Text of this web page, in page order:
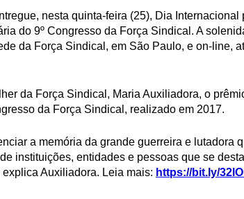
nesta quinta-feira (25), Dia
do 9º Congresso da Força Sindical. A
da Força Sindical, em São Paulo, e on-line,
da Força Sindical, Maria Auxiliadora, o
da Força Sindical, realizado em 2017.
a memória da grande guerreira e lutadora
instituições, entidades e pessoas que se
Auxiliadora. Leia mais: https://bit.ly/